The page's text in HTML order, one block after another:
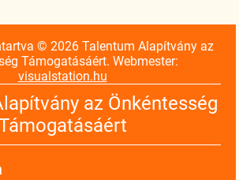
© 2026 Talentum Alapítvány az
Támogatásáért. Webmester:
visualstation.hu
az Önkéntesség